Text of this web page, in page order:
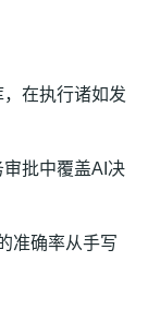
在执行诸如发
审批中覆盖AI决
准确率从手写